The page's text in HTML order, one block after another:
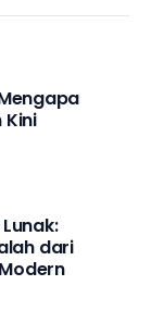
Kini
dari